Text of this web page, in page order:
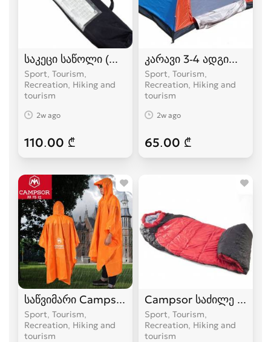
საკეცი საწოლი (ლეჟანკა) გასაშლელი საწოლი
Sport, Tourism,
Recreation, Hiking and
tourism
2w ago
110.00 ₾
კარავი 3-4 ადგილიანი
Sport, Tourism,
Recreation, Hiking and
tourism
2w ago
65.00 ₾
საწვიმარი Campsor
Sport, Tourism,
Recreation, Hiking and
tourism
Campsor საძილე
Sport, Tourism,
Recreation, Hiking and
tourism